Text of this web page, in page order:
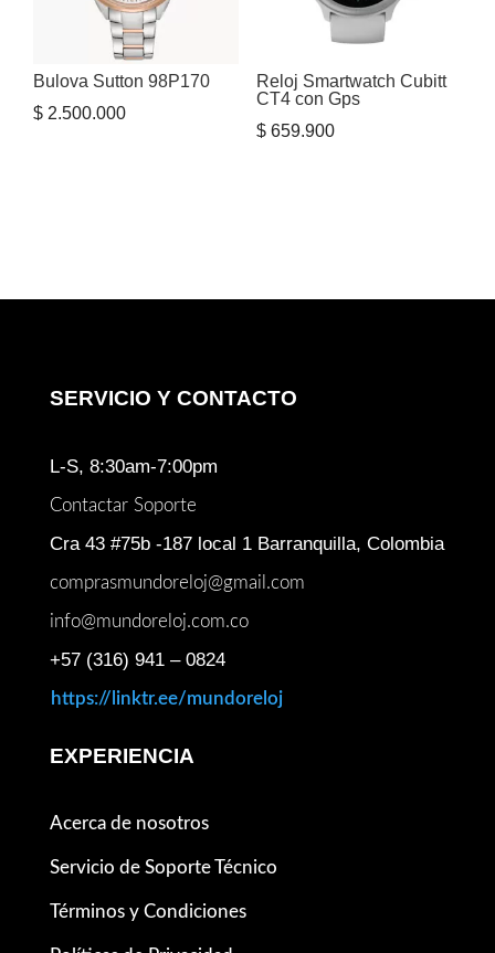
Bulova Sutton 98P170
$ 2.500.000
Reloj Smartwatch Cubitt
CT4 con Gps
$659.900
SERVICIO Y CONTACTO
L-S, 8:30am-7:00pm
Contactar Soporte
Cra 43 #75b -187 local 1 Barranquilla, Colombia
comprasmundoreloj@gmail.com
info@mundoreloj.com.co
+57 (316) 941 – 0824
https://linktr.ee/mundoreloj
EXPERIENCIA
Acerca de nosotros
Servicio de Soporte Técnico
Términos y Condiciones